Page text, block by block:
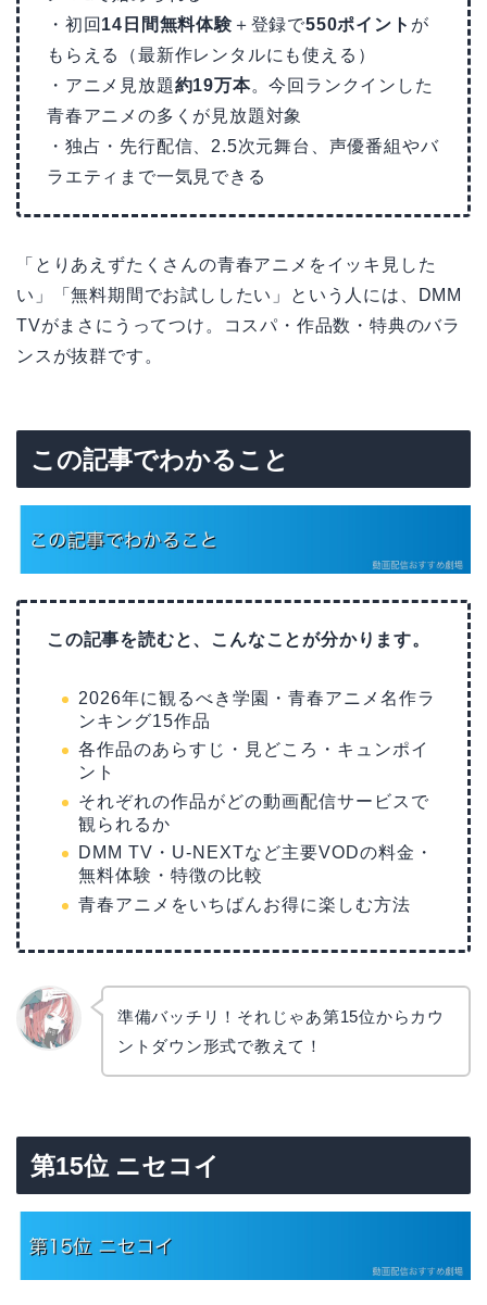
・初回 14日間無料体験 ＋登録で550ポイント が
もらえる（最新作レンタルにも使える）
・アニメ見放題約19万本。今回ランクインした
青春アニメの多くが見放題対象
・独占・先行配信、2.5次元舞台、声優番組やバ
ラエティまで一気見できる
「とりあえずたくさんの青春アニメをイッキ見した
い」「無料期間でお試ししたい」という人には、DMM
TVがまさにうってつけ。コスパ・作品数・特典のバラ
ンスが抜群です。
この記事でわかること
この記事を読むと、こんなことが分かります。
2026年に観るべき学園・青春アニメ名作ラ
ンキング15作品
各作品のあらすじ・見どころ・キュンポイ
ント
それぞれの作品がどの動画配信サービスで
観られるか
DMM TV・U-NEXTなど主要VODの料金・
無料体験・特徴の比較
青春アニメをいちばんお得に楽しむ方法
準備バッチリ！それじゃあ第15位からカウ
ントダウン形式で教えて！
第15位 ニセコイ